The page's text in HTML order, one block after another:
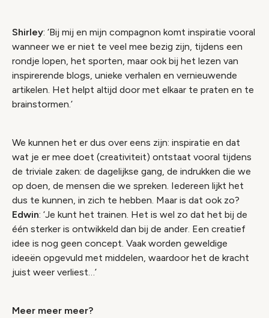
Shirley: ‘Bij mij en mijn compagnon komt inspiratie vooral
wanneer we er niet te veel mee bezig zijn, tijdens een
rondje lopen, het sporten, maar ook bij het lezen van
inspirerende blogs, unieke verhalen en vernieuwende
artikelen. Het helpt altijd door met elkaar te praten en te
brainstormen.’
We kunnen het er dus over eens zijn: inspiratie en dat
wat je er mee doet (creativiteit) ontstaat vooral tijdens
de triviale zaken: de dagelijkse gang, de indrukken die we
op doen, de mensen die we spreken. Iedereen lijkt het
dus te kunnen, in zich te hebben. Maar is dat ook zo?
Edwin: ‘Je kunt het trainen. Het is wel zo dat het bij de
één sterker is ontwikkeld dan bij de ander. Een creatief
idee is nog geen concept. Vaak worden geweldige
ideeën opgevuld met middelen, waardoor het de kracht
juist weer verliest…’
Meer meer meer?